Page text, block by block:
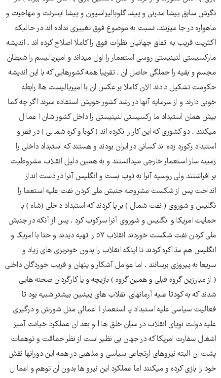
نگرش سابق پیشا مدرنی و پیشا گلوبالیزاسیون و پیشا اینترنت و مهاجرت و
ماهواره در جا میزنند، نسبت به موضوع فوق تغییری نداده اند در حالیکه
اکثریت قریب به اتفاق جهانیان نظرات فوق را کاملا اصلاح کرده اند . اندیشه
مارکسیستی لنینیستی روسی استعمار را اول میداند و امپریالیسم را شیطان
مجسم و بقیه را جملگی حاصل ان . تقریبا همه کشورهایی که با این اندیشه
حکومت تشکیل دادند الان کاملا بر عکس ان با امپریالیست ها! رابطه
خوبی دارند و از سرمایه آنها در رشد کشور خویش استفاده مبرند اگر چه کما
بیش همان استبداد ما رکسیستی لنینیستی را داخل کشور شان ا عما ل
میکنند . دو کشوری که این کار را نکرده اند ( کوبا و کره شمالی ) در فقر و
استبداد رکورد زده اند کسانی در ایران بودند و هستند که استبداد داخلی را
زمینه ساز استعمار خارجی میدانستند و به همین دلیل انقلاب مشروطیت
بر افراشتند ولی روسیه آنرا به توپ بست و انگلیس آنرا در دست انداز
انداخت پس از شکست مشروطه جنبش ملی کردن نفت علیه استعما را
نگلیس و شوروی ( نفت شمال ) بر پا کردند که استبداد داخلی (شاه ) با
حمایت امریکا و انگلیس و شوروی آنرا سرکوب کرد . پس از آنکه در جنبش
ملی کردن نفت شکست خوردند انقلاب ٥٧ را تهیه دیدند و حتا با امریکا و
انگلیس هم مذاکره کردند تا اینکه انقلاب را بدون خونریزی های زیاد و
سریعا به پیروزی برسانند . اما عوامل آشکار و پنهان و فریب خوردگان داخلی
( از مبارزین گروه قبلی و همین گروه ) بازیچه و یا کارگردان صحنه هایی
شدند که به کودتا علیه آرمانهای انقلاب های پیشین بیشتر شبیه بود تا
فعالیت سیاسی علیه استبداد یا استعمار ! اعمالی مثل شورش و درگیری
علیه دولت نوپای انقلاب در میان خلق ها ! و بعد ان عملکرد خیانت آمیز
اشغال سفارت امریکا که در جهان بی نظیر است از نظر حماقت و توهمات
پشت ان البته نیروهای ارتجاعی سیاسی و مذهبی در همه این دورانها نقش
خود را بازی کرده و میکنند اما عملکرد این نیرو ها بدون ان توهم و اعما ل